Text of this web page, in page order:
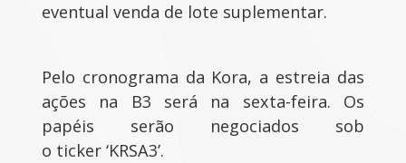
eventual venda de lote suplementar.
Pelo cronograma da Kora, a estreia das
ações na B3 será na sexta-feira. Os
papéis serão negociados sob
o ticker ‘KRSA3’.